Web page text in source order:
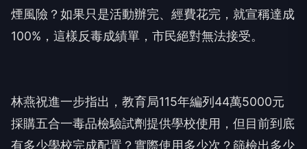
煙風險？如果只是活動辦完、經費花完，就宣稱達成
100%，這樣反毒成績單，市民絕對無法接受。
林燕祝進一步指出，教育局115年編列44萬5000元
採購五合一毒品檢驗試劑提供學校使用，但目前到底
有多少學校完成配置？實際使用多少次？篩檢出多少